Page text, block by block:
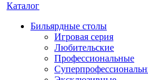
Каталог
Бильярдные столы
Игровая серия
Любительские
Профессиональные